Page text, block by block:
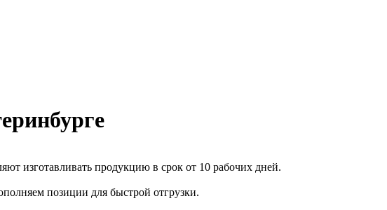
изготавливать продукцию в срок от 10 рабочих дней.
позиции для быстрой отгрузки.